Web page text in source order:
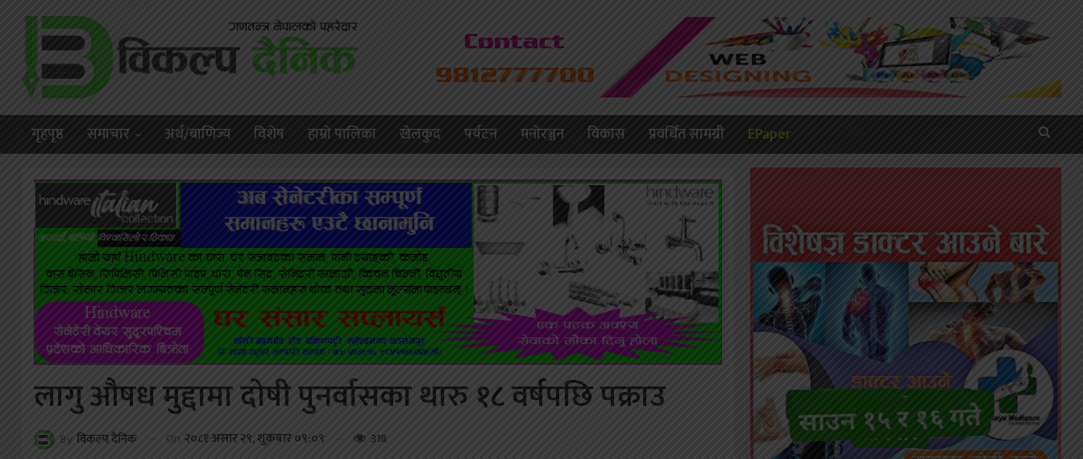
गृहपृष्ठ समाचार अर्थ/बाणिज्य विशेष हाम्राे पालिका खेलकुद पर्यटन मनाेरञ्जन विकास प्रवर्धित सामग्री EPaper
लागु औषध मुद्दामा दोषी पुनर्वासका थारु १८ वर्षपछि पक्राउ
By विकल्प दैनिक On २०८१ असार २९, शुक्रबार ०९:०९ 318